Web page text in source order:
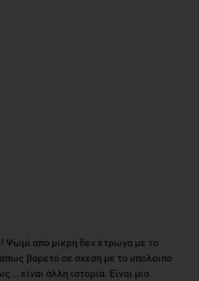
Ψωμί από μικρή δεν έτρωγα με το
βαρετό σε σχέση με το υπόλοιπο
είναι άλλη ιστορία. Είναι μία